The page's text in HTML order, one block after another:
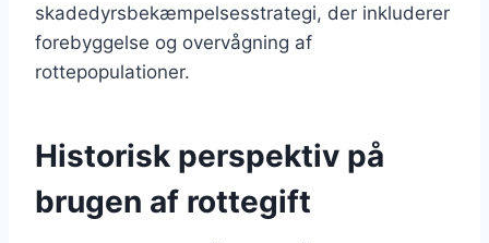
skadedyrsbekæmpelsesstrategi, der inkluderer
forebyggelse og overvågning af
rottepopulationer.
Historisk perspektiv på
brugen af rottegift